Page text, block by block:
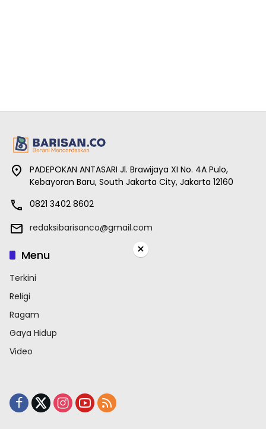
PADEPOKAN ANTASARI Jl. Brawijaya XI No. 4A Pulo,
Kebayoran Baru, South Jakarta City, Jakarta 12160
0821 3402 8602
redaksibarisanco@gmail.com
Menu
Terkini
Religi
Ragam
Gaya Hidup
Video
×